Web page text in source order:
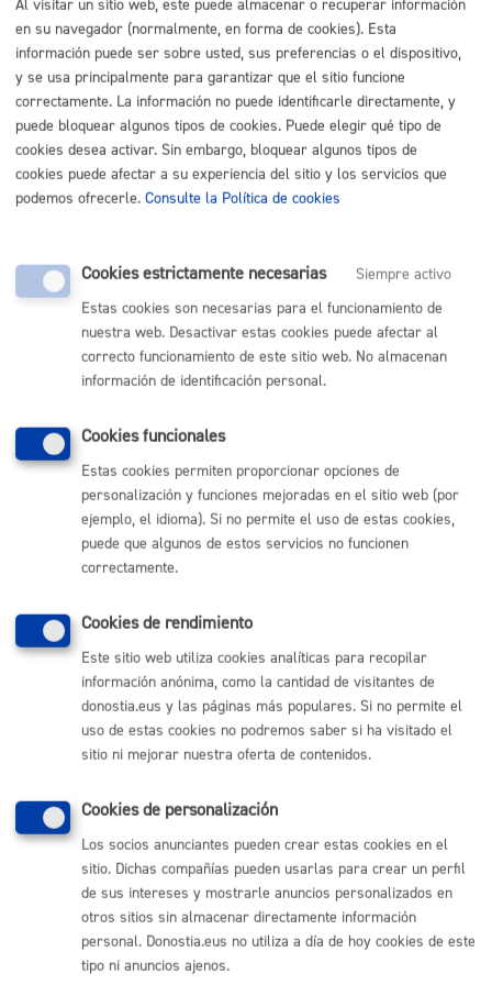
Buscar
Listado completo de Trámites
Registros
Registro de Entidades Ciudadanas
* Online con certificado
ONLINE
PRESENCIAL
TELÉFONO
MÁQUINA
Volver al índice Volver atrás
Comunícate con el Ayuntamiento de Donostia / San
Sebastián
(+34) 943 481 000
Buzón de la ciudadanía
Informar de un error en la web
Enlaces útiles
Perfil del contratante
Sede electrónica
Mapas - GeoDonostia
Sala de prensa
Mapa web
Otras páginas web corporativas
Al visitar un sitio web, este puede almacenar o recuperar información
en su navegador (normalmente, en forma de cookies). Esta
información puede ser sobre usted, sus preferencias o el dispositivo,
y se usa principalmente para garantizar que el sitio funcione
correctamente. La información no puede identificarle directamente, y
puede bloquear algunos tipos de cookies. Puede elegir qué tipo de
cookies desea activar. Sin embargo, bloquear algunos tipos de
cookies puede afectar a su experiencia del sitio y los servicios que
podemos ofrecerle. Consulte la Política de cookies
Cookies estrictamente necesarias
Siempre activo
Estas cookies son necesarias para el funcionamiento de
nuestra web. Desactivar estas cookies puede afectar al
correcto funcionamiento de este sitio web. No almacenan
información de identificación personal.
Cookies funcionales
Estas cookies permiten proporcionar opciones de
personalización y funciones mejoradas en el sitio web (por
ejemplo, el idioma). Si no permite el uso de estas cookies,
puede que algunos de estos servicios no funcionen
correctamente.
Cookies de rendimiento
Este sitio web utiliza cookies analíticas para recopilar
información anónima, como la cantidad de visitantes de
donostia.eus y las páginas más populares. Si no permite el
uso de estas cookies no podremos saber si ha visitado el
sitio ni mejorar nuestra oferta de contenidos.
Cookies de personalización
Los socios anunciantes pueden crear estas cookies en el
sitio. Dichas compañías pueden usarlas para crear un perfil
de sus intereses y mostrarle anuncios personalizados en
otros sitios sin almacenar directamente información
personal. Donostia.eus no utiliza a día de hoy cookies de este
tipo ni anuncios ajenos.